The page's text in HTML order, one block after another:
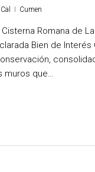
Cumen
Romana de
Bien de Interés
muros que…